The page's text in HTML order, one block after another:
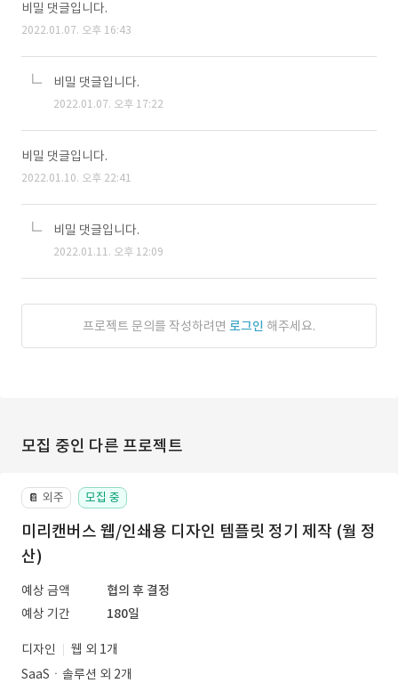
비밀 댓글입니다.
2022.01.07. 오후 16:43
비밀 댓글입니다.
2022.01.07. 오후 17:22
비밀 댓글입니다.
2022.01.10. 오후 22:41
비밀 댓글입니다.
2022.01.11. 오후 12:09
프로젝트 문의를 작성하려면 로그인 해주세요.
모집 중인 다른 프로젝트
📔 외주 모집 중
미리캔버스 웹/인쇄용 디자인 템플릿 정기 제작 (월 정
산)
예상 금액
협의 후 결정
예상 기간
180일
디자인
웹 외 1개
SaaSㆍ솔루션 외 2개